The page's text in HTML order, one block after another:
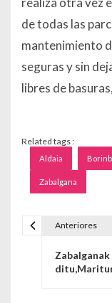
de todas las
mantenimiento
seguras y sin
libres de
Related tags :
Aldaia
Zabalgana
Anteriores